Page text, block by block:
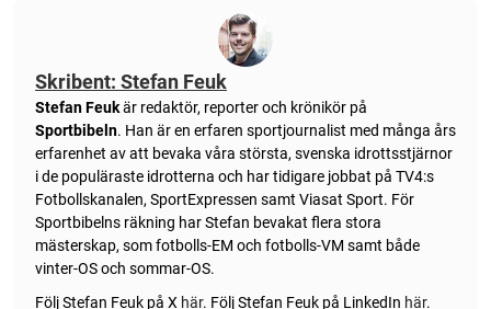
Skribent: Stefan Feuk
Stefan Feukär redaktör, reporter och krönikör på
Sportbibeln. Han är en erfaren sportjournalist med många års
erfarenhet av att bevaka våra största, svenska idrottsstjärnor
i de populäraste idrotterna och har tidigare jobbat på TV4:s
Fotbollskanalen, SportExpressen samt Viasat Sport. För
Sportbibelns räkning har Stefan bevakat flera stora
mästerskap, som fotbolls-EM och fotbolls-VM samt både
vinter-OS och sommar-OS.
Följ Stefan Feuk på X här. Följ Stefan Feuk på LinkedIn här.